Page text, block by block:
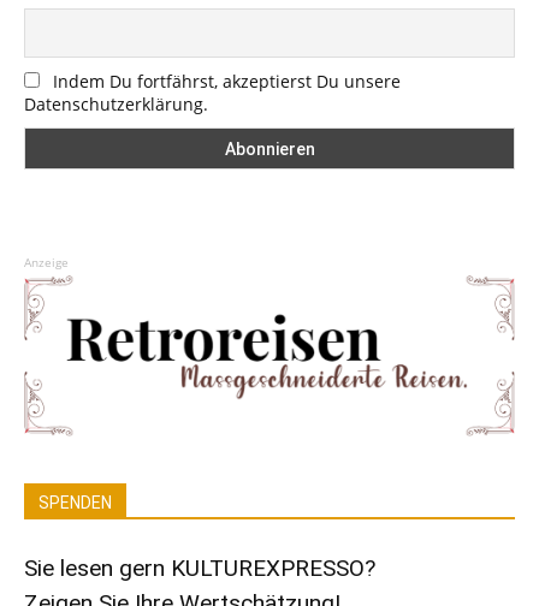
Indem Du fortfährst, akzeptierst Du unsere
Datenschutzerklärung.
Anzeige
SPENDEN
Sie lesen gern KULTUREXPRESSO?